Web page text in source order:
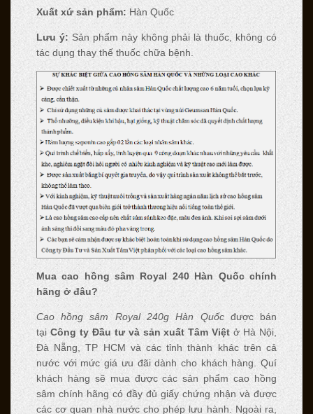
Xuất xứsản phẩm:Hàn Quốc
Lưu ý: Sản phẩm này không phải là thuốc, không có
tác dụng thay thế thuốc chữa bệnh.
Mua cao hồng sâm Royal 240 Hàn Quốc chính
hãng ở đâu?
Cao hồng sâm Royal 240g Hàn Quốcđược bán
tại Công ty Đầu tư và sản xuất Tâm Việt ở Hà Nội,
Đà Nẵng, TP HCM và các tỉnh thành khác trên cả
nước với mức giá ưu đãi dành cho khách hàng. Quí
khách hàng sẽ mua được các sản phẩm cao hồng
sâm chính hãng có đầy đủ giấy chứng nhận và được
các cơ quan nhà nước cho phép lưu hành. Ngoài ra,